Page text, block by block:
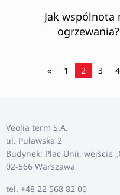
Jak wspólnota
« 1 2 3 4
Veolia term S.A.
ul. Puławska 2
Budynek: Plac Unii, wejście
02-566 Warszawa
tel. +48 22 568 82 00